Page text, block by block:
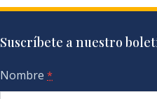
Suscríbete a nuestro
Nombre *